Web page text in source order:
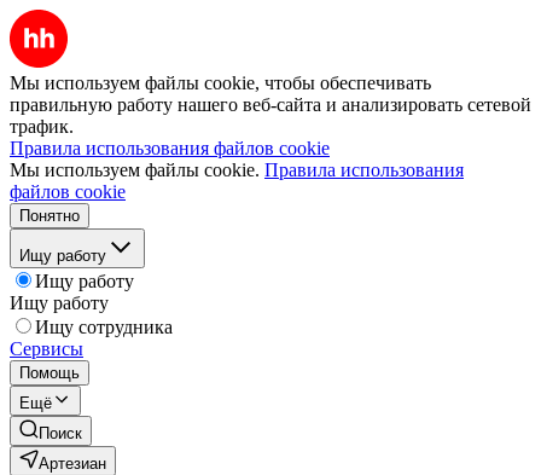
Мы используем файлы cookie, чтобы обеспечивать
правильную работу нашего веб-сайта и анализировать сетевой
трафик.
Правила использования файлов cookie
Мы используем файлы cookie. Правила использования
файлов cookie
Понятно
Ищу работу
Ищу работу
Ищу работу
Ищу сотрудника
Сервисы
Помощь
Ещё
Поиск
Артезиан